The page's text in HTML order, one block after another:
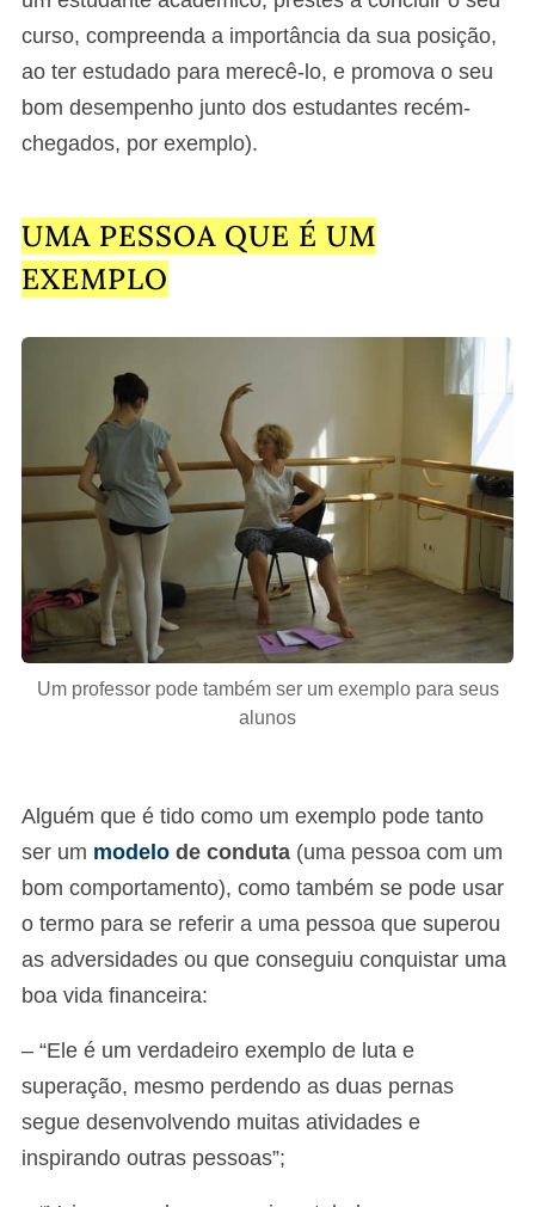
curso, compreenda a importância da sua posição,
ao ter estudado para merecê-lo, e promova o seu
bom desempenho junto dos estudantes recém-
chegados, por exemplo).
UMA PESSOA QUE É UM
EXEMPLO
Um professor pode também ser um exemplo para seus
alunos
Alguém que é tido como um exemplo pode tanto
ser um modelo de conduta (uma pessoa com um
bom comportamento), como também se pode usar
o termo para se referir a uma pessoa que superou
as adversidades ou que conseguiu conquistar uma
boa vida financeira:
– “Ele é um verdadeiro exemplo de luta e
superação, mesmo perdendo as duas pernas
segue desenvolvendo muitas atividades e
inspirando outras pessoas”;